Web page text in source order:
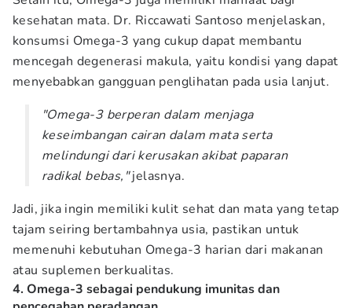
kesehatan mata. Dr. Riccawati Santoso menjelaskan,
konsumsi Omega-3 yang cukup dapat membantu
mencegah degenerasi makula, yaitu kondisi yang dapat
menyebabkan gangguan penglihatan pada usia lanjut.
"Omega-3 berperan dalam menjaga
keseimbangan cairan dalam mata serta
melindungi dari kerusakan akibat paparan
radikal bebas,"jelasnya.
Jadi, jika ingin memiliki kulit sehat dan mata yang tetap
tajam seiring bertambahnya usia, pastikan untuk
memenuhi kebutuhan Omega-3 harian dari makanan
atau suplemen berkualitas.
4. Omega-3 sebagai pendukung imunitas dan